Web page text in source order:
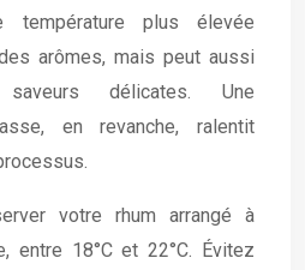
température plus élevée
arômes, mais peut aussi
délicates. Une
en revanche, ralentit
votre rhum arrangé à
entre 18°C et 22°C. Évitez